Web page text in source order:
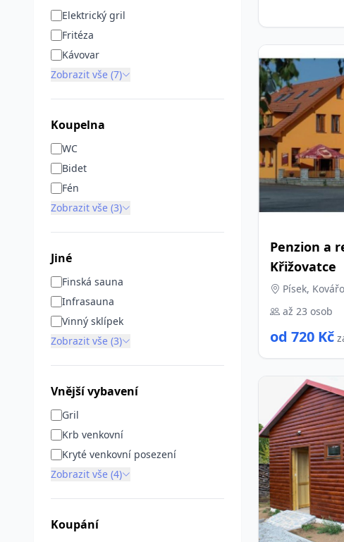
Elektrický gril
Fritéza
Kávovar
Zobrazit vše (7)
Koupelna
WC
Bidet
Fén
Zobrazit vše (3)
Jiné
Finská sauna
Infrasauna
Vinný sklípek
Zobrazit vše (3)
Vnější vybavení
Gril
Krb venkovní
Kryté venkovní posezení
Zobrazit vše (4)
Koupání
Penzion a
Křižovatce
Písek,
až 23 osob
od 720 Kč